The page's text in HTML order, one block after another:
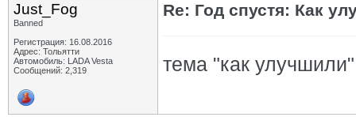
Just_Fog
Banned
Регистрация: 16.08.2016
Адрес: Тольятти
Автомобиль: LADA Vesta
Сообщений: 2,319
Re: Год спустя: Как
тема "как